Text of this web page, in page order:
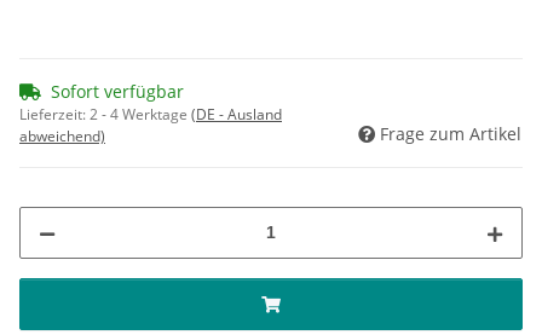
Sofort verfügbar
Lieferzeit:2 - 4 Werktage (DE - Ausland
abweichend)
Frage zum Artikel